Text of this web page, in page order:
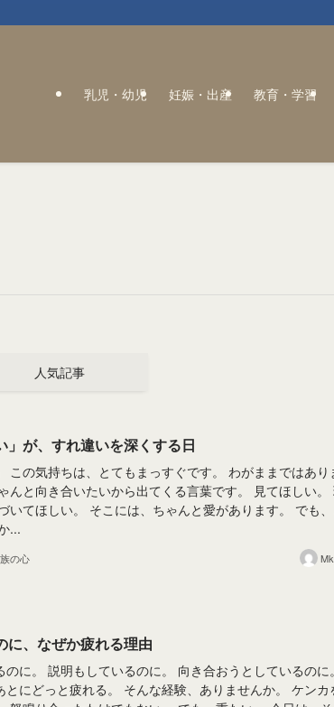
乳児・幼児 妊娠・出産 教育・学習
人気記事
」が、すれ違いを深くする日
この気持ちは、とてもまっすぐです。 わがままではあり
んと向き合いたいから出てくる言葉です。 見てほしい。
いてほしい。 そこには、ちゃんと愛があります。 でも、
...
の心
に、なぜか疲れる理由
に。 説明もしているのに。 向き合おうとしているのに。
とにどっと疲れる。 そんな経験、ありませんか。 ケンカ